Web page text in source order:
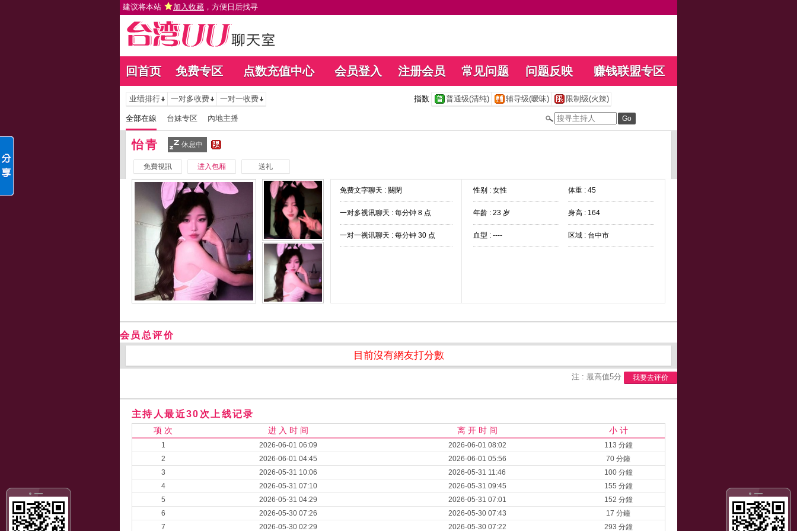
建议将本站 加入收藏 ，方便日后找寻
回首页 免费专区 点数充值中心 会员登入 注册会员 常见问题 问题反映 赚钱联盟专区
业绩排行 一对多收费 一对一收费 指数 普通级(清纯) 辅导级(暧昧) 限制级(火辣)
全部在線 台妹专区 內地主播
怡青 休息中
免費視訊 进入包厢 送礼
免费文字聊天 : 關閉
一对多视讯聊天 : 每分钟 8 点
一对一视讯聊天 : 每分钟 30 点
性别 : 女性 体重 : 45
年龄 : 23 岁 身高 : 164
血型 : ---- 区域 : 台中市
会员总评价
目前沒有網友打分數
注 : 最高值5分 我要去评价
主持人最近30次上线记录
项 次 进 入 时 间 离 开 时 间 小 计
1 2026-06-01 06:09 2026-06-01 08:02
113 分鐘
2
2026-06-01 04:45 2026-06-01 05:56
70 分鐘
3
2026-05-31 10:06 2026-05-31 11:46
100 分鐘
4
2026-05-31 07:10 2026-05-31 09:45
155 分鐘
5
2026-05-31 04:29 2026-05-31 07:01
152 分鐘
6
2026-05-30 07:26 2026-05-30 07:43
17 分鐘
7
2026-05-30 02:29 2026-05-30 07:22 293 分鐘